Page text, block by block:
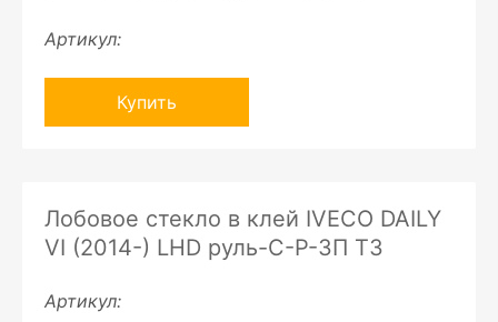
Артикул:
Купить
Лобовое стекло в клей IVECO DAILY
VI (2014-) LHD руль-C-P-ЗП ТЗ
Артикул: